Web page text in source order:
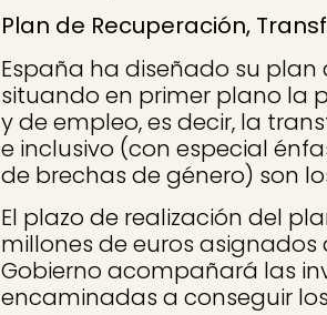
Plan de Recuperación,
España ha diseñado su plan
situando en primer plano la
y de empleo, es decir, la
e inclusivo (con especial
de brechas de género) son
El plazo de realización del
millones de euros asignados
Gobierno acompañará las
encaminadas a conseguir